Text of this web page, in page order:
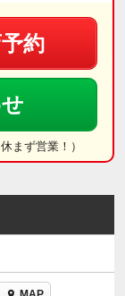
約
まず営業！）